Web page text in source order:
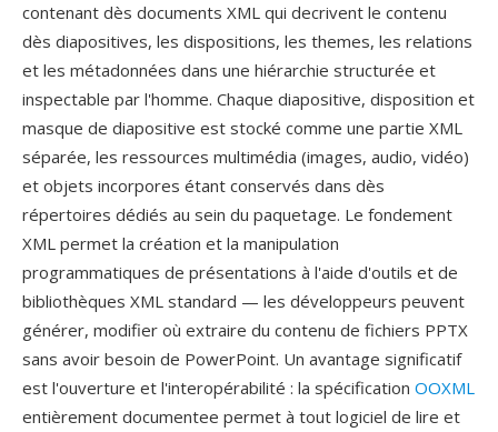
contenant dès documents XML qui decrivent le contenu
dès diapositives, les dispositions, les themes, les relations
et les métadonnées dans une hiérarchie structurée et
inspectable par l'homme. Chaque diapositive, disposition et
masque de diapositive est stocké comme une partie XML
séparée, les ressources multimédia (images, audio, vidéo)
et objets incorpores étant conservés dans dès
répertoires dédiés au sein du paquetage. Le fondement
XML permet la création et la manipulation
programmatiques de présentations à l'aide d'outils et de
bibliothèques XML standard — les développeurs peuvent
générer, modifier où extraire du contenu de fichiers PPTX
sans avoir besoin de PowerPoint. Un avantage significatif
est l'ouverture et l'interopérabilité : la spécification OOXML
entièrement documentee permet à tout logiciel de lire et